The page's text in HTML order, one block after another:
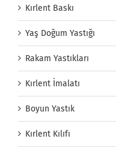
Kırlent Baskı
Yaş Doğum Yastığı
Rakam Yastıkları
Kırlent İmalatı
Boyun Yastık
Kırlent Kılıfı